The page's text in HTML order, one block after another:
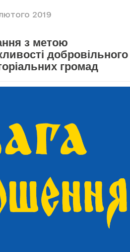
2019
з метою
добровільного
громад